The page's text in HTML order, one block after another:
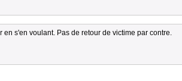
s'en voulant. Pas de retour de victime par contre.